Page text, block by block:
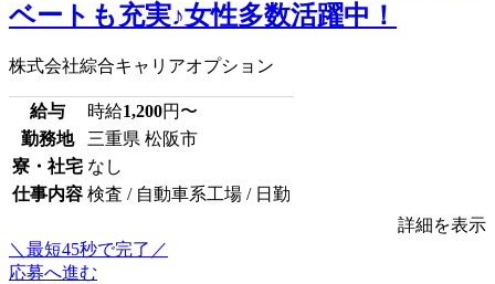
ベートも充実♪女性多数活躍中！
株式会社綜合キャリアオプション
給与 時給1,200円〜
勤務地
三重県 松阪市
寮・社宅 なし
仕事内容 検査 / 自動車系工場 / 日勤
詳細を表示
＼最短45秒で完了／
応募へ進む